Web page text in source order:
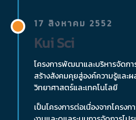
17 สิงหาคม 2552
Kui Sci
โครงการพัฒนาและบริหารจัดก
สร้างสังคมคุยสู่องค์ความรู้และ
วิทยาศาสตร์และเทคโนโลยี
เป็นโครงการต่อเนื่องจากโครง